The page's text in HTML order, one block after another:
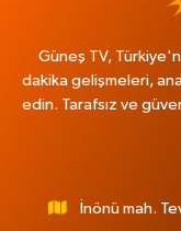
Güneş TV,
dakika gelişmeleri,
edin. Tarafsız ve
İnönü mah.